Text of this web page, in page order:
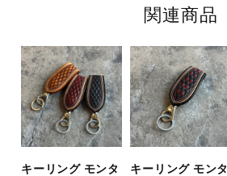
関連商品
キーリング モンタ
キーリング モンタ